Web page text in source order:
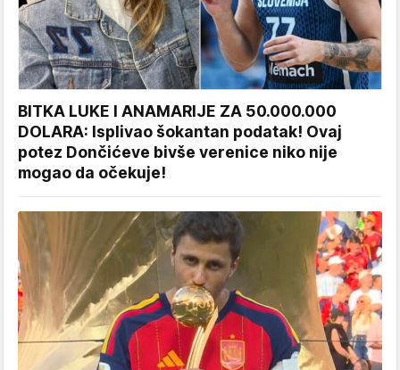
BITKA LUKE I ANAMARIJE ZA 50.000.000
DOLARA: Isplivao šokantan podatak! Ovaj
potez Dončićeve bivše verenice niko nije
mogao da očekuje!